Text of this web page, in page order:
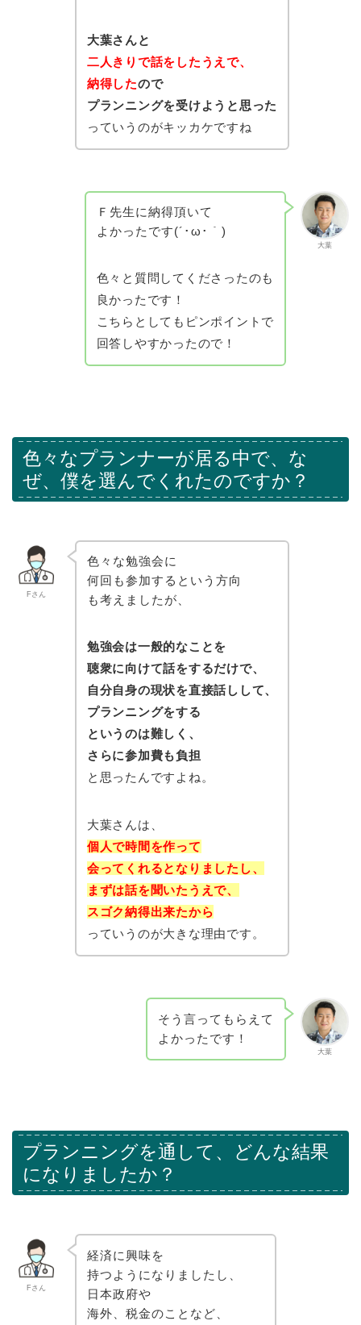
大葉さんと
二人きりで話をしたうえで、
納得したので
プランニングを受けようと思った
っていうのがキッカケですね
大葉
Ｆ先生に納得頂いて
よかったです(´･ω･｀)
色々と質問してくださったのも
良かったです！
こちらとしてもピンポイントで
回答しやすかったので！
色々なプランナーが居る中で、な
ぜ、僕を選んでくれたのですか？
Fさん
色々な勉強会に
何回も参加するという方向
も考えましたが、
勉強会は一般的なことを
聴衆に向けて話をするだけで、
自分自身の現状を直接話しして、
プランニングをする
というのは難しく、
さらに参加費も負担
と思ったんですよね。
大葉さんは、
個人で時間を作って
会ってくれるとなりましたし、
まずは話を聞いたうえで、
スゴク納得出来たから
っていうのが大きな理由です。
大葉
そう言ってもらえて
よかったです！
プランニングを通して、どんな結果
になりましたか？
Fさん
経済に興味を
持つようになりましたし、
日本政府や
海外、税金のことなど、